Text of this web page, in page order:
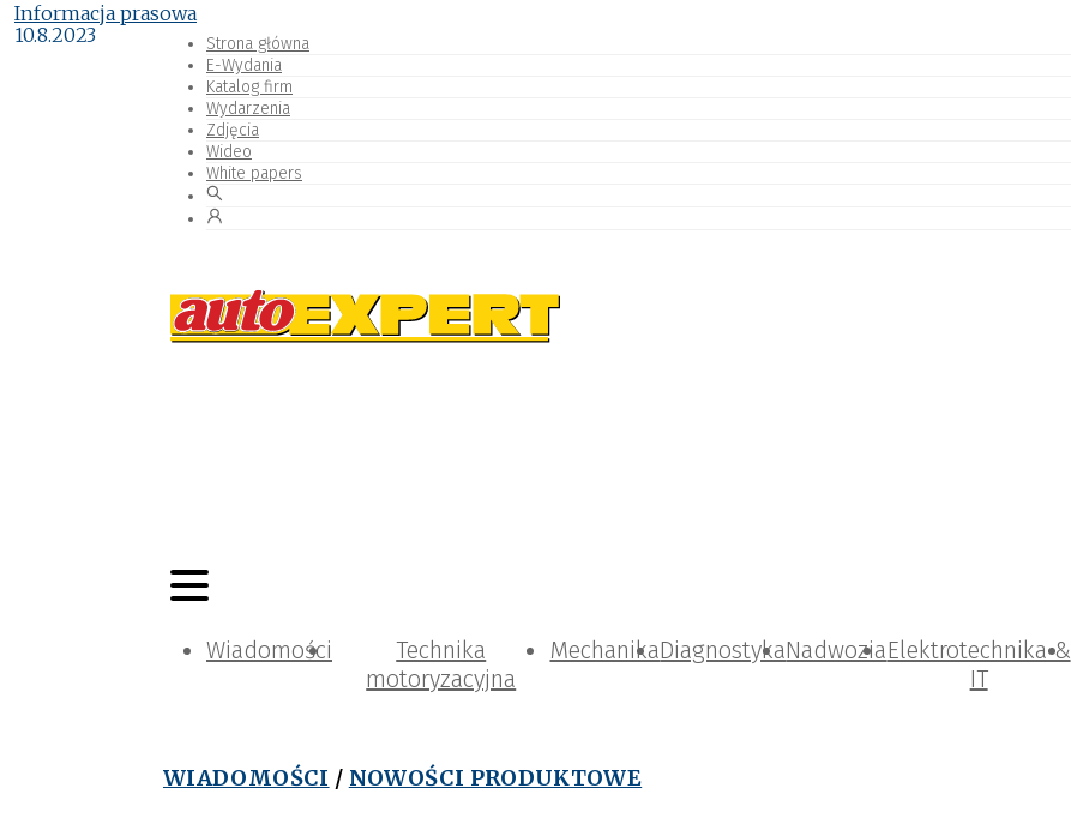
Strona główna
E-Wydania
Katalog firm
Wydarzenia
Zdjęcia
Wideo
White papers
Wiadomości
Technika
motoryzacyjna
MechanikaDiagnostykaNadwoziaElektrotechnika &
IT
WIADOMOŚCI / NOWOŚCI PRODUKTOWE
Informacja prasowa
10.8.2023